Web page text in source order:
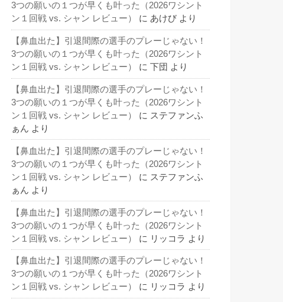
3つの願いの１つが早くも叶った（2026ワシント
ン１回戦 vs. シャン レビュー）
に あけび より
【鼻血出た】引退間際の選手のプレーじゃない！
3つの願いの１つが早くも叶った（2026ワシント
ン１回戦 vs. シャン レビュー）
に 下団 より
【鼻血出た】引退間際の選手のプレーじゃない！
3つの願いの１つが早くも叶った（2026ワシント
ン１回戦 vs. シャン レビュー）
に ステファンふ
ぁん より
【鼻血出た】引退間際の選手のプレーじゃない！
3つの願いの１つが早くも叶った（2026ワシント
ン１回戦 vs. シャン レビュー）
に ステファンふ
ぁん より
【鼻血出た】引退間際の選手のプレーじゃない！
3つの願いの１つが早くも叶った（2026ワシント
ン１回戦 vs. シャン レビュー）
に リッコラ より
【鼻血出た】引退間際の選手のプレーじゃない！
3つの願いの１つが早くも叶った（2026ワシント
ン１回戦 vs. シャン レビュー）
に リッコラ より